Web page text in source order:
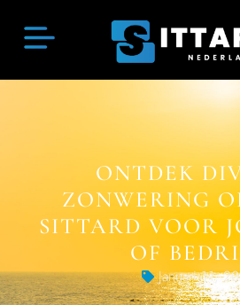
ONTDEK
ZONWERING
SITTARD VOOR
OF
Januari 11,